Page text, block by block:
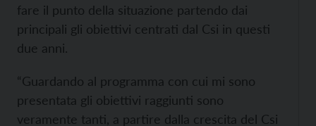
fare il punto della situazione partendo dai
principali gli obiettivi centrati dal Csi in questi
due anni.
“Guardando al programma con cui mi sono
presentata gli obiettivi raggiunti sono
veramente tanti, a partire dalla crescita del Csi